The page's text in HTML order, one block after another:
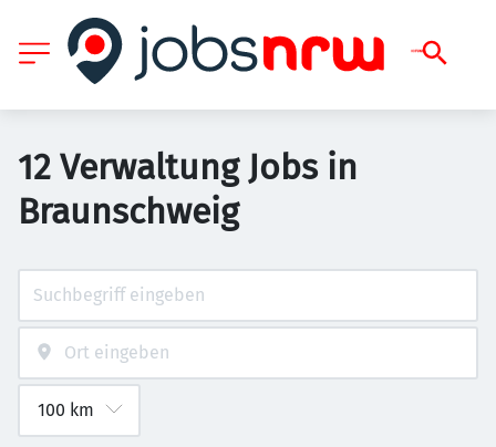
12 Verwaltung Jobs in
Braunschweig